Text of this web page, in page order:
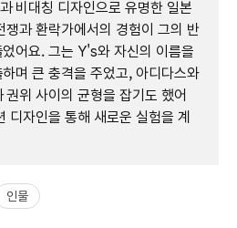
비대칭 디자인으로 유명한 일본
쟁과 환락가에서의 경험이 그의 반
어요. 그는 Y's와 자신의 이름을
며 큰 충격을 주었고, 아디다스와
위 사이의 균형을 잡기도 했어
디자인을 통해 새로운 실험을 계
인물